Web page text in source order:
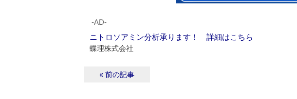
‐AD‐
ニトロソアミン分析承ります！ 詳細はこちら
蝶理株式会社
« 前の記事